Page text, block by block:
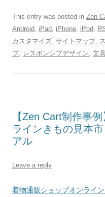
This entry was posted in Zen
Android
iPad iPhone iPod
カスタマイズ サイトマップ,
プ, レスポンシブデザイン 文
【Zen Cart制作事
ラインきもの見本
アル
Leave a reply
着物通販ショップオンライ